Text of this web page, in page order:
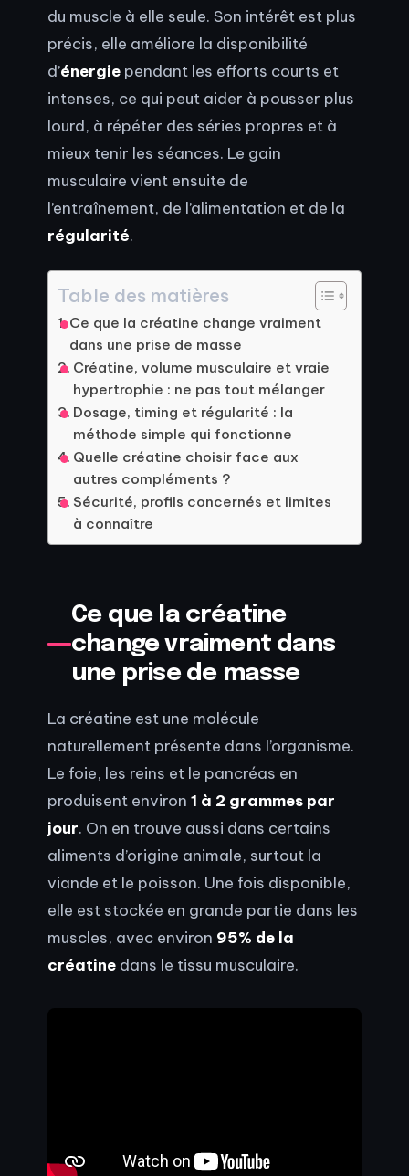
du muscle à elle seule. Son intérêt est plus
précis, elle améliore la disponibilité
d’énergie pendant les efforts courts et
intenses, ce qui peut aider à pousser plus
lourd, à répéter des séries propres et à
mieux tenir les séances. Le gain
musculaire vient ensuite de
l’entraînement, de l’alimentation et de la
régularité.
Table des matières
Ce que la créatine change vraiment
dans une prise de masse
Créatine, volume musculaire et vraie
hypertrophie : ne pas tout mélanger
Dosage, timing et régularité : la
méthode simple qui fonctionne
Quelle créatine choisir face aux
autres compléments ?
Sécurité, profils concernés et limites
à connaître
Ce que la créatine
change vraiment dans
une prise de masse
La créatine est une molécule
naturellement présente dans l’organisme.
Le foie, les reins et le pancréas en
produisent environ 1 à 2 grammes par
jour. On en trouve aussi dans certains
aliments d’origine animale, surtout la
viande et le poisson. Une fois disponible,
elle est stockée en grande partie dans les
muscles, avec environ 95% de la
créatine dans le tissu musculaire.